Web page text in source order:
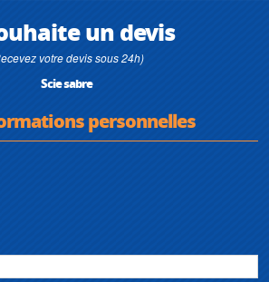
un devis
votre devis sous 24h)
Scie sabre
personnelles